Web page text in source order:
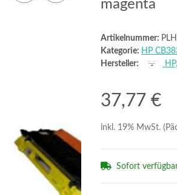
magenta
Artikelnummer:
Kategorie: HP
Hersteller:
37,77 €
inkl. 19% MwSt.
Sofort